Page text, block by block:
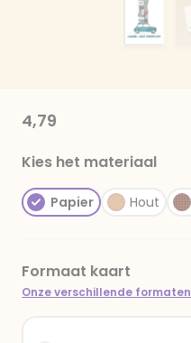
4,79
Kies het materiaal
Papier Hout
Formaat kaart
Onze verschillende formaten